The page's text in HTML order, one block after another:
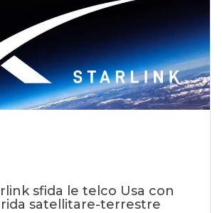
sfida le telco Usa con
satellitare-terrestre